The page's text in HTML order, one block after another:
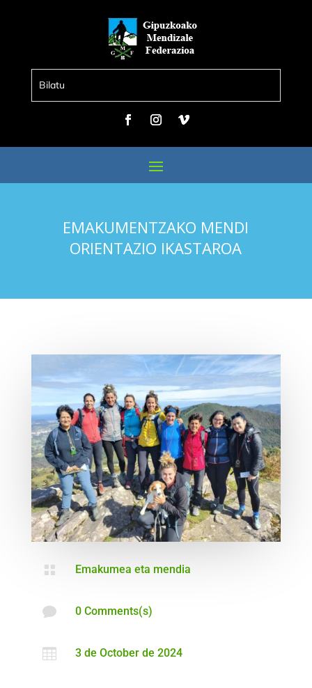
EMAKUMENTZAKO MENDI
ORIENTAZIO IKASTAROA
 Emakumea eta mendia
 0 Comments(s)
 3 de October de 2024